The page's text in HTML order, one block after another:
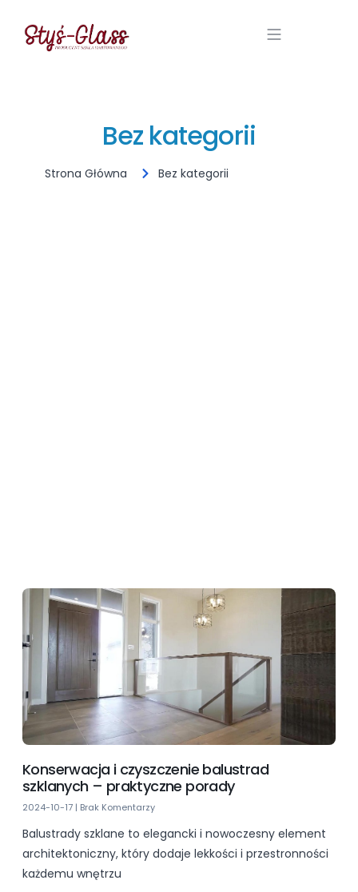
Bez kategorii
Strona Główna Bez kategorii
Konserwacja i czyszczenie balustrad
szklanych – praktyczne porady
2024-10-17 Brak Komentarzy
Balustrady szklane to elegancki i nowoczesny element
architektoniczny, który dodaje lekkości i przestronności
każdemu wnętrzu